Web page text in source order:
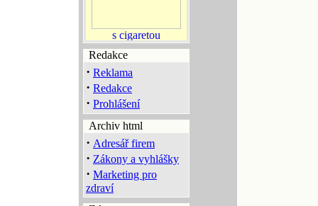
Redakce
· Reklama
· Redakce
· Prohlášení
Archiv html
· Adresář firem
· Zákony a vyhlášky
· Marketing pro
zdraví